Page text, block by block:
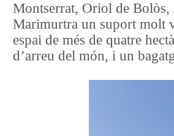
Montserrat, Oriol de Bolòs,
Marimurtra un suport molt
espai de més de quatre
d’arreu del món, i un